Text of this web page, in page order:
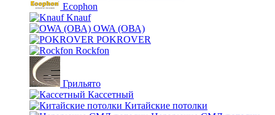
Ecophon
Knauf
OWA (ОВА)
POKROVER
Rockfon
Грильято
Кассетный
Китайские потолки